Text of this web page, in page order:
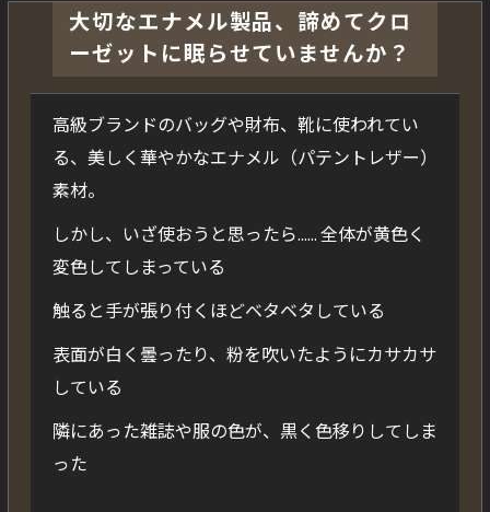
大切なエナメル製品、諦めてクロ
ーゼットに眠らせていませんか？
高級ブランドのバッグや財布、靴に使われてい
る、美しく華やかなエナメル（パテントレザー）
素材。
しかし、いざ使おうと思ったら…… 全体が黄色く
変色してしまっている
触ると手が張り付くほどベタベタしている
表面が白く曇ったり、粉を吹いたようにカサカサ
している
隣にあった雑誌や服の色が、黒く色移りしてしま
った